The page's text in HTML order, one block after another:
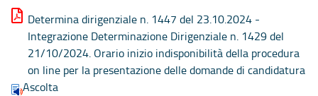
Determina dirigenziale n. 1447 del 23.10.2024 -
Integrazione Determinazione Dirigenziale n. 1429 del
21/10/2024. Orario inizio indisponibilità della procedura
on line per la presentazione delle domande di candidatura
Ascolta